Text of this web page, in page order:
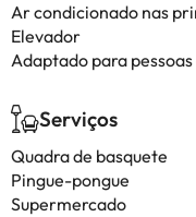
Ar condicionado nas
Elevador
Adaptado para
Serviços
Quadra de basquete
Pingue-pongue
Supermercado